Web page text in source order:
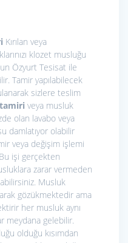
Kırılan veya
klozet musluğu
Özyurt Tesisat ile
Tamir yapılabilecek
sizlere teslim
veya musluk
olan lavabo veya
damlatıyor olabilir
veya değişim işlemi
işi gerçekten
zarar vermeden
Musluk
gözükmektedir ama
her musluk aynı
meydana gelebilir.
olduğu kısımdan